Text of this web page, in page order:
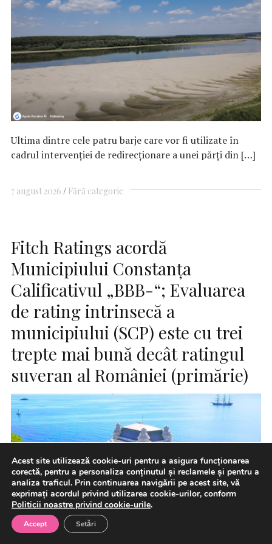
Ultima dintre cele patru barje care vor fi utilizate în
cadrul intervenţiei de redirecţionare a unei părţi din […]
7 august 2026 Fără categorie
Fitch Ratings acordă
Municipiului Constanța
Calificativul „BBB-“; Evaluarea
de rating intrinsecă a
municipiului (SCP) este cu trei
trepte mai bună decât ratingul
suveran al României (primărie)
Acest site utilizează cookie-uri pentru a asigura funcționarea
corectă, pentru a personaliza conținutul și reclamele și pentru a
analiza traficul. Prin continuarea navigării pe acest site, vă
exprimați acordul privind utilizarea cookie-urilor, conform
Politicii noastre privind cookie-urile.
Accept Setări